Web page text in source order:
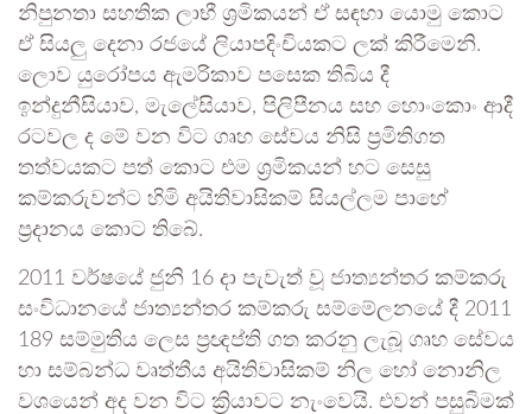
නිපුනතා සහතික ලාභී ශ්‍රමිකයන් ඒ සඳහා යොමු කොට
ඒ සියලු දෙනා රජයේ ලියාපදිංචියකට ලක් කිරීමෙනි.
ලොව යුරෝපය ඇමරිකාව පසෙක තිබිය දී
ඉන්දුනීසියාව, මැලේසියාව, පිලිපීනය සහ හොංකොං ආදී
රටවල ද මේ වන විට ගෘහ සේවය නිසි ප්‍රමිතිගත
තත්වයකට පත් කොට එම ශ්‍රමිකයන් හට සෙසු
කම්කරුවන්ට හිමි අයිතිවාසිකම් සියල්ලම පාහේ
ප්‍රදානය කොට තිබේ.
2011 වර්ෂයේ ජුනි 16 දා පැවැත් වූ ජාත්‍යන්තර කම්කරු
සංවිධානයේ ජාත්‍යන්තර කම්කරු සම්මේලනයේ දී 2011
189 සම්මුතිය ලෙස ප්‍රඥප්ති ගත කරනු ලැබූ ගෘහ සේවය
හා සම්බන්ධ වෘත්තීය අයිතිවාසිකම් නිල හෝ නොනිල
වශයෙන් අද වන විට ක්‍රියාවට නැංවෙයි. එවන් පසුබිමක්